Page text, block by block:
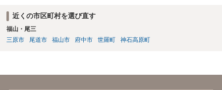
近くの市区町村を選び直す
福山・尾三
三原市
尾道市 福山市 府中市 世羅町 神石高原町